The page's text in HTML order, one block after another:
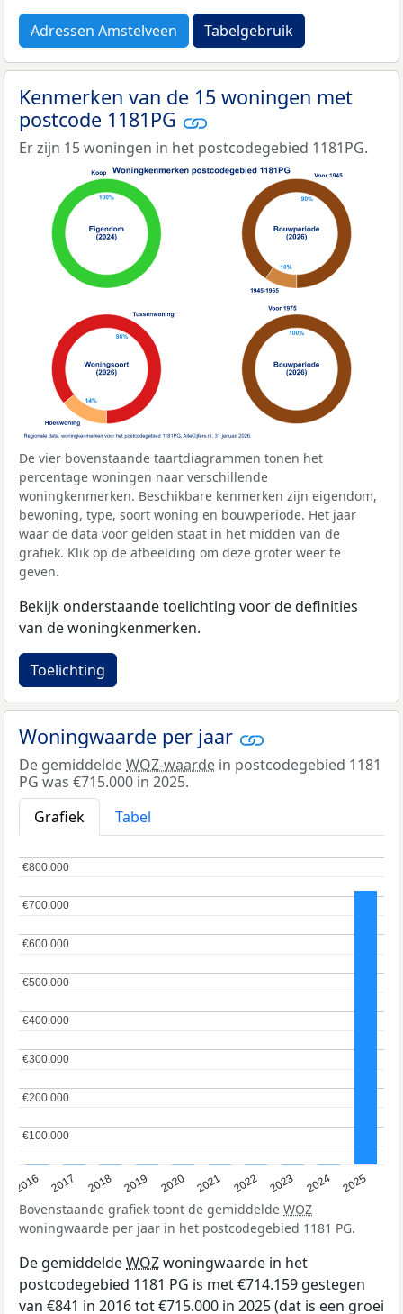
Adressen Amstelveen Tabelgebruik
Kenmerken van de 15 woningen met
postcode 1181PG
Er zijn 15 woningen in het postcodegebied 1181PG.
De vier bovenstaande taartdiagrammen tonen het
percentage woningen naar verschillende
woningkenmerken. Beschikbare kenmerken zijn eigendom,
bewoning, type, soort woning en bouwperiode. Het jaar
waar de data voor gelden staat in het midden van de
grafiek. Klik op de afbeelding om deze groter weer te
geven.
Bekijk onderstaande toelichting voor de definities
van de woningkenmerken.
Toelichting
Woningwaarde per jaar
De gemiddeldeWOZ-waarde in postcodegebied 1181
PG was €715.000 in 2025.
Grafiek
Tabel
2016 2017 2018 2019 2020 2021 2022 2023 2024 2025
€100.000
€100.000
€200.000
€200.000
€300.000
€300.000
€400.000
€400.000
€500.000
€500.000
€600.000
€600.000
€700.000
€700.000
€800.000
€800.000
Bovenstaande grafiek toont de gemiddelde WOZ
woningwaarde per jaar in het postcodegebied 1181 PG.
De gemiddeldeWOZwoningwaarde in het
postcodegebied 1181 PG is met €714.159 gestegen
van €841 in 2016 tot €715.000 in 2025 (dat is een groei